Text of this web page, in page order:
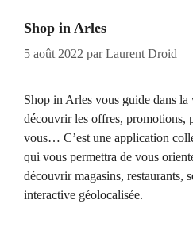
Shop in Arles
5 août 2022 parLaurent Droid
Shop in Arles vous guide dans
découvrir les offres, promotions,
vous… C’est une application
qui vous permettra de vous
découvrir magasins, restaurants,
interactive géolocalisée.